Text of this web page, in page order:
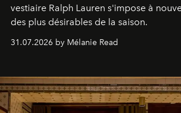
vestiaire Ralph Lauren s'impose à
des plus désirables de la saison.
31.07.2026 by Mélanie Read